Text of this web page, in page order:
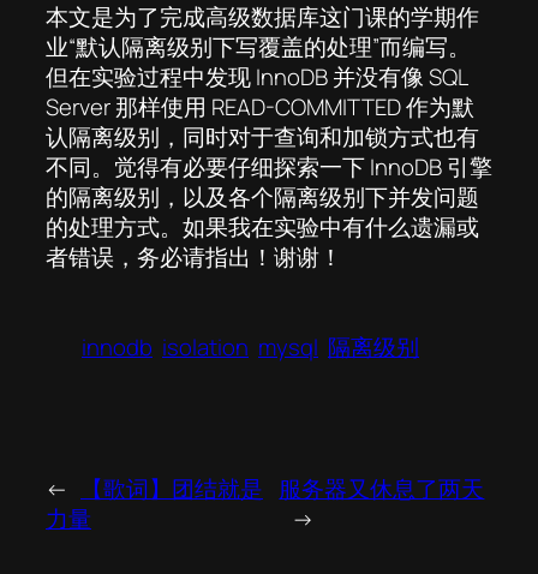
本文是为了完成高级数据库这门课的学期作
业“默认隔离级别下写覆盖的处理”而编写。
但在实验过程中发现 InnoDB 并没有像 SQL
Server 那样使用 READ-COMMITTED 作为默
认隔离级别，同时对于查询和加锁方式也有
不同。觉得有必要仔细探索一下 InnoDB 引擎
的隔离级别，以及各个隔离级别下并发问题
的处理方式。如果我在实验中有什么遗漏或
者错误，务必请指出！谢谢！
innodb isolation mysql 隔离级别
←
【歌词】团结就是
力量
服务器又休息了两天
→